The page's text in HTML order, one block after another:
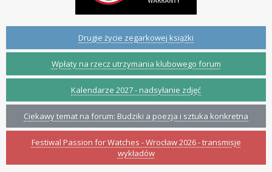
Drugie życie zegarkowej książki
Wpłaty na rzecz utrzymania klubowego forum
Kalendarze 2027 - nadsyłanie zdjęć
Ciekawy temat na forum: Budziki a poezja i sztuka konkretna
Festiwal Passion for Watches - Wrocław 2026 - transmisje
wykładów